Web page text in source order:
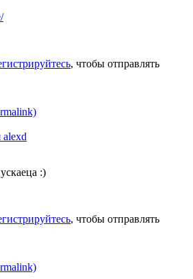
, чтобы отправлять
:)
, чтобы отправлять